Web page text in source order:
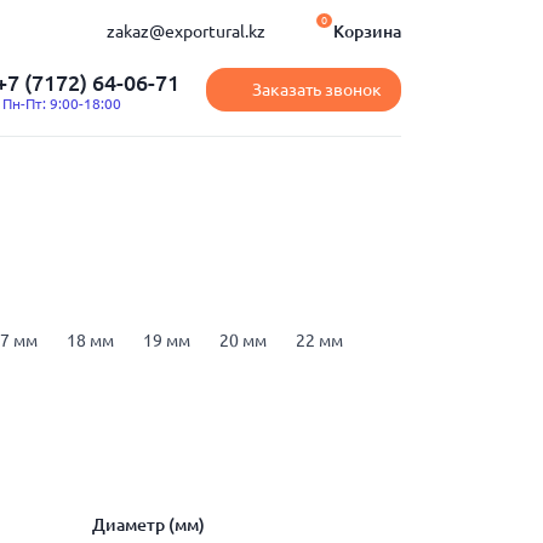
zakaz@exportural.kz Корзина
0
(7172) 64-06-71
Пн-Пт: 9:00-18:00
Заказать звонок
мм 18 мм 19 мм 20 мм
22 мм
Диаметр (мм)